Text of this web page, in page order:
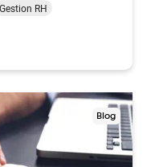
Gestion RH
Blog